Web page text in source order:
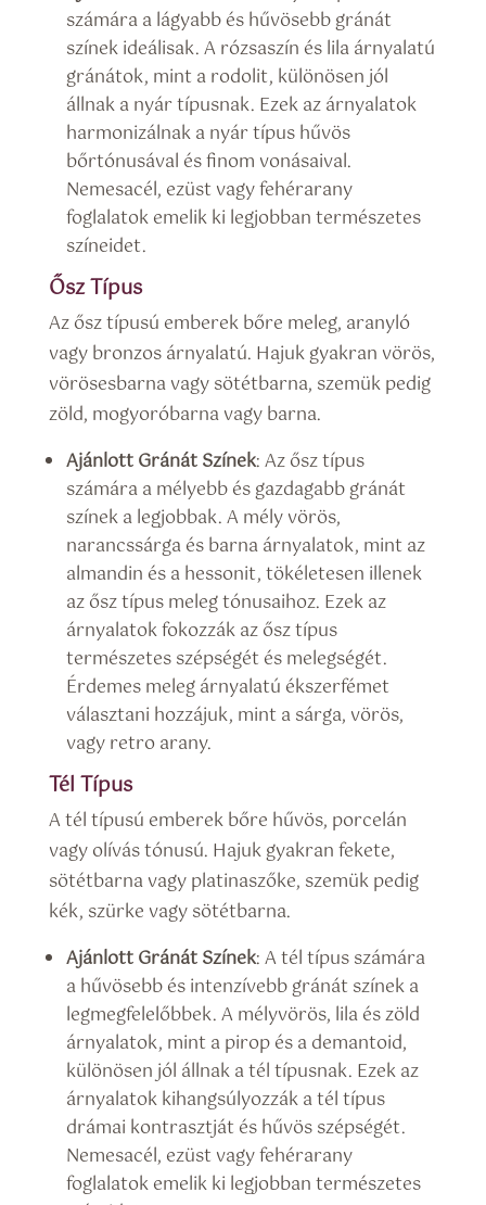
számára a lágyabb és hűvösebb gránát
színek ideálisak. A rózsaszín és lila árnyalatú
gránátok, mint a rodolit, különösen jól
állnak a nyár típusnak. Ezek az árnyalatok
harmonizálnak a nyár típus hűvös
bőrtónusával és finom vonásaival.
Nemesacél, ezüst vagy fehérarany
foglalatok emelik ki legjobban természetes
színeidet.
Ősz Típus
Az ősz típusú emberek bőre meleg, aranyló
vagy bronzos árnyalatú. Hajuk gyakran vörös,
vörösesbarna vagy sötétbarna, szemük pedig
zöld, mogyoróbarna vagy barna.
Ajánlott Gránát Színek: Az ősz típus
számára a mélyebb és gazdagabb gránát
színek a legjobbak. A mély vörös,
narancssárga és barna árnyalatok, mint az
almandin és a hessonit, tökéletesen illenek
az ősz típus meleg tónusaihoz. Ezek az
árnyalatok fokozzák az ősz típus
természetes szépségét és melegségét.
Érdemes meleg árnyalatú ékszerfémet
választani hozzájuk, mint a sárga, vörös,
vagy retro arany.
Tél Típus
A tél típusú emberek bőre hűvös, porcelán
vagy olívás tónusú. Hajuk gyakran fekete,
sötétbarna vagy platinaszőke, szemük pedig
kék, szürke vagy sötétbarna.
Ajánlott Gránát Színek: A tél típus számára
a hűvösebb és intenzívebb gránát színek a
legmegfelelőbbek. A mélyvörös, lila és zöld
árnyalatok, mint a pirop és a demantoid,
különösen jól állnak a tél típusnak. Ezek az
árnyalatok kihangsúlyozzák a tél típus
drámai kontrasztját és hűvös szépségét.
Nemesacél, ezüst vagy fehérarany
foglalatok emelik ki legjobban természetes